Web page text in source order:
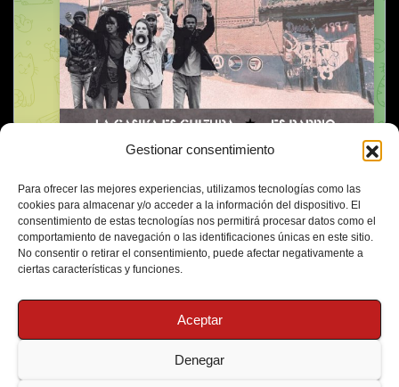
Gestionar consentimiento
Para ofrecer las mejores experiencias, utilizamos tecnologías como las
cookies para almacenar y/o acceder a la información del dispositivo. El
consentimiento de estas tecnologías nos permitirá procesar datos como el
comportamiento de navegación o las identificaciones únicas en este sitio.
No consentir o retirar el consentimiento, puede afectar negativamente a
ciertas características y funciones.
Aceptar
Denegar